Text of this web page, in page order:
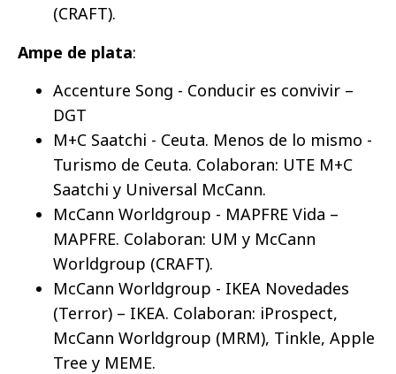
(CRAFT).
Ampe de plata:
Accenture Song - Conducir es convivir –
DGT
M+C Saatchi - Ceuta. Menos de lo mismo -
Turismo de Ceuta. Colaboran: UTE M+C
Saatchi y Universal McCann.
McCann Worldgroup - MAPFRE Vida –
MAPFRE. Colaboran: UM y McCann
Worldgroup (CRAFT).
McCann Worldgroup - IKEA Novedades
(Terror) – IKEA. Colaboran: iProspect,
McCann Worldgroup (MRM), Tinkle, Apple
Tree y MEME.